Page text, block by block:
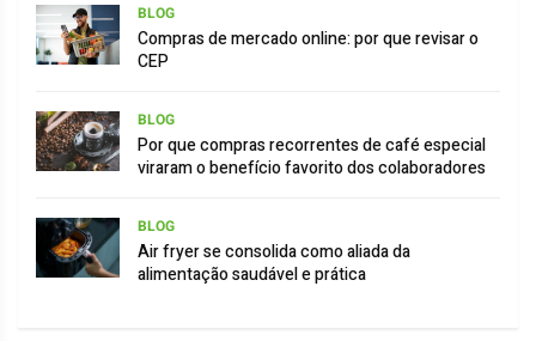
BLOG
Compras de mercado online: por que revisar o
CEP
BLOG
Por que compras recorrentes de café especial
viraram o benefício favorito dos colaboradores
BLOG
Air fryer se consolida como aliada da
alimentação saudável e prática